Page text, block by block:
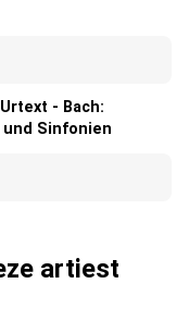
- Bach:
und Sinfonien
artiest